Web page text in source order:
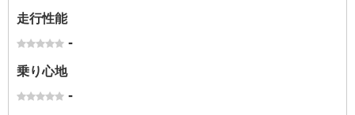
走行性能
-
乗り心地
-